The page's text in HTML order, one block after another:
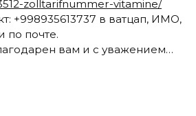
zolltarifnummer-vitamine/
+998935613737 в ватцап, ИМО,
по почте.
вам и с уважением…